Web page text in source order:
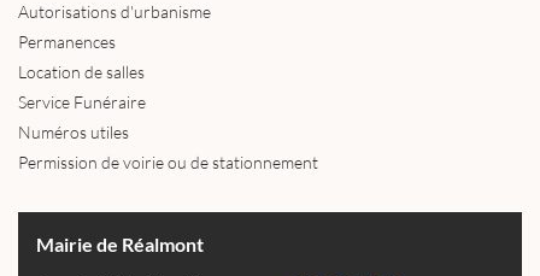
Autorisations d'urbanisme
Permanences
Location de salles
Service Funéraire
Numéros utiles
Permission de voirie ou de stationnement
Mairie de Réalmont